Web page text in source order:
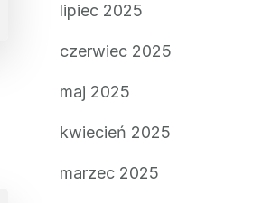
lipiec 2025
czerwiec 2025
maj 2025
kwiecień 2025
marzec 2025